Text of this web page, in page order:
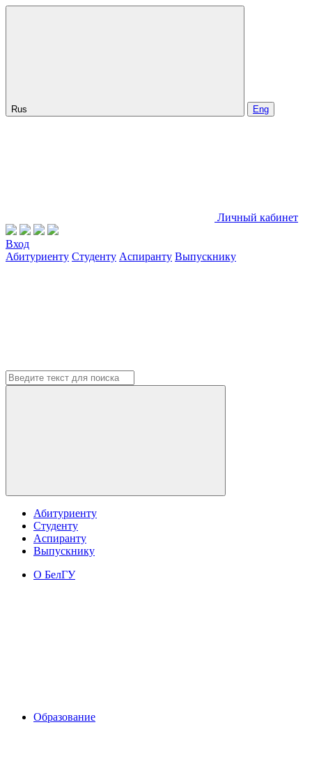
Rus Eng
Личный кабинет
Вход
Абитуриенту Студенту Аспиранту Выпускнику
Абитуриенту
Студенту
Аспиранту
Выпускнику
О БелГУ
Образование